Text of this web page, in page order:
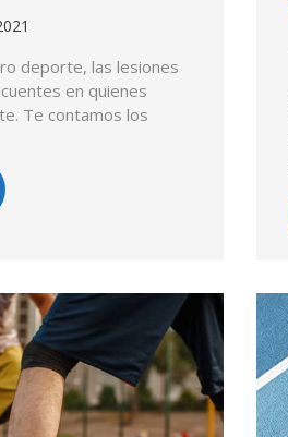
deporte, las lesiones
en quienes
Te contamos los